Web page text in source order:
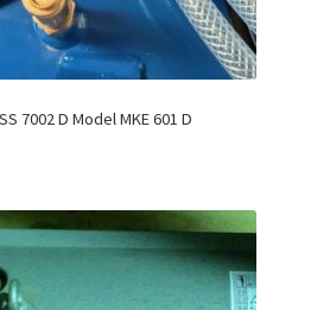
7002 D Model MKE 601 D